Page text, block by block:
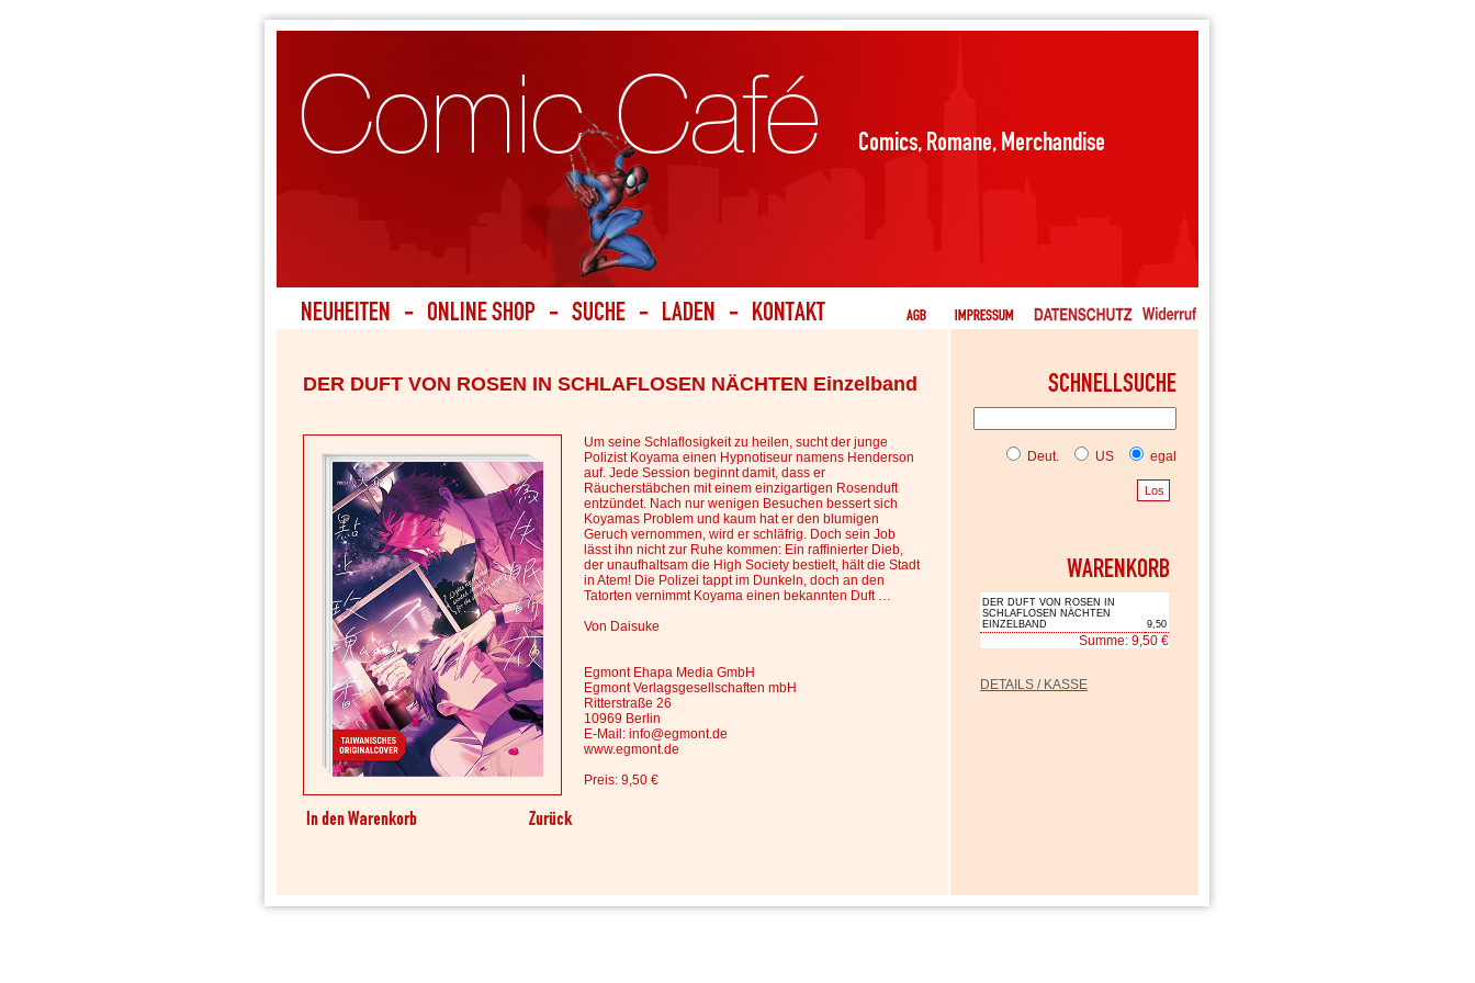
DER DUFT VON ROSEN IN SCHLAFLOSEN NÄCHTEN Einzelband
Um seine Schlaflosigkeit zu heilen, sucht der junge
Polizist Koyama einen Hypnotiseur namens Henderson
auf. Jede Session beginnt damit, dass er
Räucherstäbchen mit einem einzigartigen Rosenduft
entzündet. Nach nur wenigen Besuchen bessert sich
Koyamas Problem und kaum hat er den blumigen
Geruch vernommen, wird er schläfrig. Doch sein Job
lässt ihn nicht zur Ruhe kommen: Ein raffinierter Dieb,
der unaufhaltsam die High Society bestielt, hält die Stadt
in Atem! Die Polizei tappt im Dunkeln, doch an den
Tatorten vernimmt Koyama einen bekannten Duft …
Von Daisuke
Egmont Ehapa Media GmbH
Egmont Verlagsgesellschaften mbH
Ritterstraße 26
10969 Berlin
E-Mail: info@egmont.de
www.egmont.de
Preis: 9,50 €
Deut. US egal
DER DUFT VON ROSEN IN
SCHLAFLOSEN NÄCHTEN
EINZELBAND
9,50
Summe: 9,50 €
DETAILS / KASSE